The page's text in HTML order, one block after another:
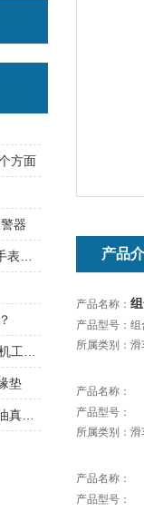
产品
产品名称：
产品型号：
所属类别：
产品名称：
产品型号：
所属类别：
产品名称：
产品型号：
方面
器
垫